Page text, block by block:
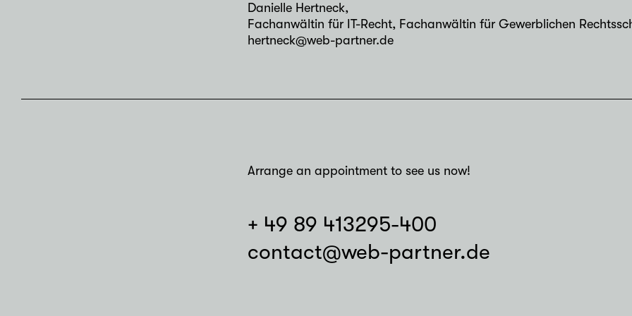
Danielle Hertneck,
Fachanwältin für IT-Recht, Fachanwältin für Gewerblichen
hertneck@web-partner.de
Arrange an appointment to see us now!
+ 49 89 413295-400
contact@web-partner.de